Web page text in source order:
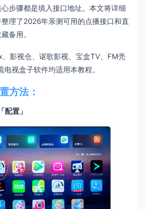
步骤都是填入接口地址。本文将详细
理了2026年亲测可用的点播接口和直
备用。
影视仓、讴歌影视、宝盒TV、FM壳
视盒子软件均适用本教程。
方法：
配置」